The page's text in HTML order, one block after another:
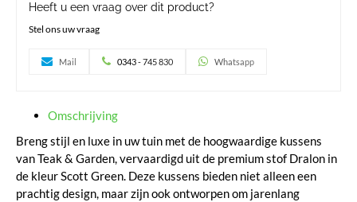
Heeft u een vraag over dit product?
Stel ons uw vraag
Mail 0343 - 745 830 Whatsapp
Omschrijving
Breng stijl en luxe in uw tuin met de hoogwaardige kussens
van Teak & Garden, vervaardigd uit de premium stof Dralon in
de kleur Scott Green. Deze kussens bieden niet alleen een
prachtig design, maar zijn ook ontworpen om jarenlang